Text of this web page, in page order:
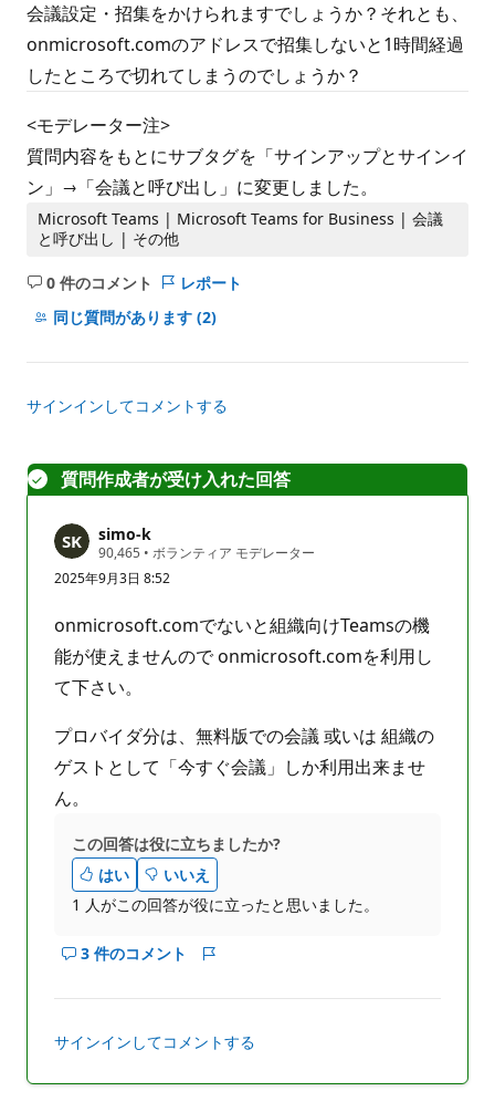
会議設定・招集をかけられますでしょうか？それとも、
onmicrosoft.comのアドレスで招集しないと1時間経過
したところで切れてしまうのでしょうか？
<モデレーター注>
質問内容をもとにサブタグを「サインアップとサインイ
ン」→「会議と呼び出し」に変更しました。
Microsoft Teams | Microsoft Teams for Business | 会議
と呼び出し | その他
0 件のコメント
コ
メ
ト
あ
せ
ん
レポート
同じ質問があります (2)
サインインしてコメントする
質問作成者が受け入れた回答
simo-k
90,465 評
の
イ
ン
ト
• ボランティア モデレーター
2025年9月3日 8:52
onmicrosoft.comでないと組織向けTeamsの機
能が使えませんので onmicrosoft.comを利用し
て下さい。
プロバイダ分は、無料版での会議 或いは 組織の
ゲストとして「今すぐ会議」しか利用出来ませ
ん。
この回答は役に立ちましたか?
はい
いいえ
1 人がこの回答が役に立ったと思いました。
3 件のコメント
こ
答
の
コ
ト
サインインしてコメントする